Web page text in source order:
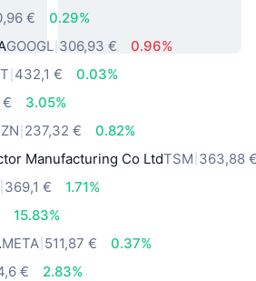
€
0.29%
GOOGL 306,93 €
0.96%
432,1 €
0.03%
€
3.05%
237,32 €
0.82%
Manufacturing Co LtdTSM 363,88
369,1 €
1.71%
15.83%
META 511,87 €
0.37%
€
2.83%